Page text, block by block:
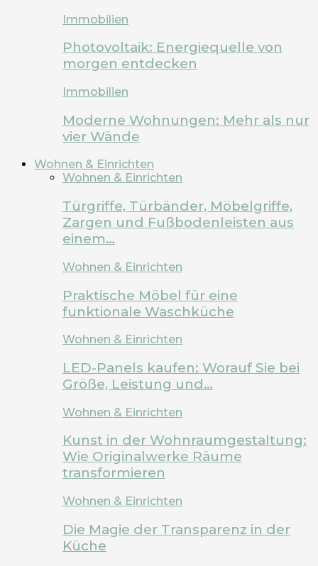
Immobilien
Photovoltaik: Energiequelle von
morgen entdecken
Immobilien
Moderne Wohnungen: Mehr als nur
vier Wände
Wohnen & Einrichten
Wohnen & Einrichten
Türgriffe, Türbänder, Möbelgriffe,
Zargen und Fußbodenleisten aus
einem…
Wohnen & Einrichten
Praktische Möbel für eine
funktionale Waschküche
Wohnen & Einrichten
LED-Panels kaufen: Worauf Sie bei
Größe, Leistung und…
Wohnen & Einrichten
Kunst in der Wohnraumgestaltung:
Wie Originalwerke Räume
transformieren
Wohnen & Einrichten
Die Magie der Transparenz in der
Küche